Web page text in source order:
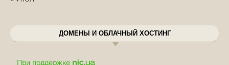
ДОМЕНЫ И ОБЛАЧНЫЙ ХОСТИНГ